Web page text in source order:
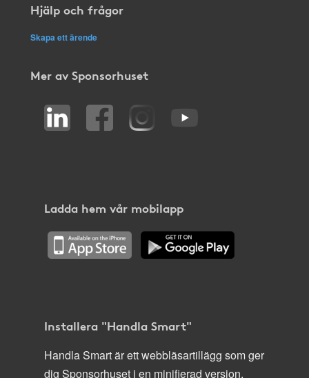
Hjälp och frågor
Skapa ett ärende
Mer av Sponsorhuset
Ladda hem vår mobilapp
Installera "Handla Smart"
Handla Smart är ett webbläsartillägg som ger
dig Sponsorhuset i en minifierad version,